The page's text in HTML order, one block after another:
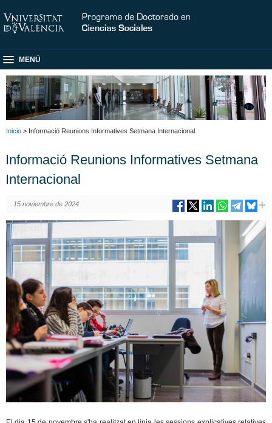
MENÚ
Inicio > Informació Reunions Informatives Setmana Internacional
Informació Reunions Informatives Setmana
Internacional
15 noviembre de 2024